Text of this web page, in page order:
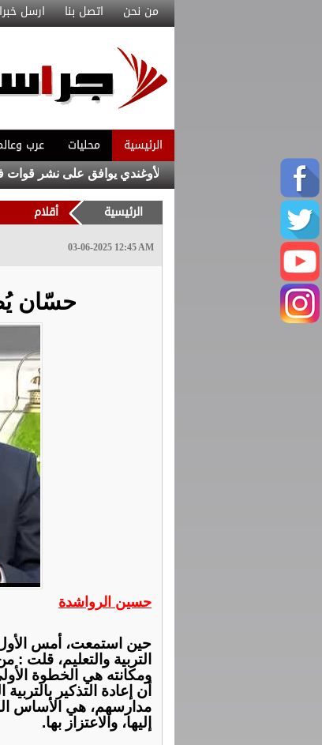
من نحن اتصل بنا ارسل خبرا
الرئيسية محليات عرب
موناكو البرلمان الأوغندي يوافق على نشر قوات في
الرئيسية أقلام
03-06-2025 12:45 AM
‏حسّان
حسين الرواشدة
‏حين استمعت، أمس
التربية والتعليم، قلت :
ومكانته هي الخطوة
أن إعادة التذكير
مدارسهم، هي الأساس
إليها، والاعتزاز بها.